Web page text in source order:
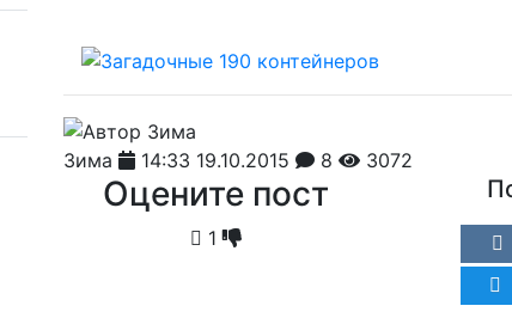
Зима 14:33 19.10.2015 8 3072
Оцените пост
1